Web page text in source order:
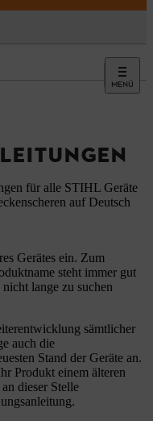
MENÜ
für alle STIHL Geräte
auf Deutsch
Gerätes ein. Zum
steht immer gut
lange zu suchen
sämtlicher
auch die
Stand der Geräte an.
Produkt einem älteren
dieser Stelle